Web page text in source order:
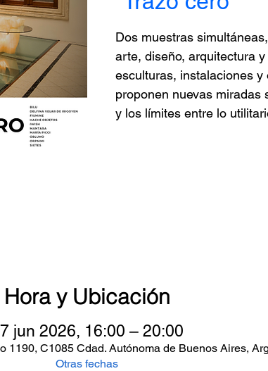
Dos muestras
arte, diseño, arquitectura
esculturas, instalaciones
proponen nuevas miradas
y los límites entre lo
Hora y Ubicación
jun 2026, 16:00 – 20:00
1190, C1085 Cdad. Autónoma de Buenos Aires,
Otras fechas